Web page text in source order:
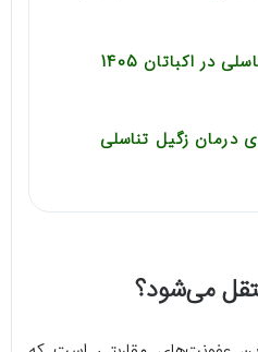
هزینه درمان زگیل تناسلی در اکباتان 1405
درمان زگیل تناسلی
می‌شود؟